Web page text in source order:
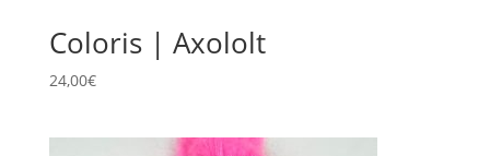
Coloris | Axololt
24,00€